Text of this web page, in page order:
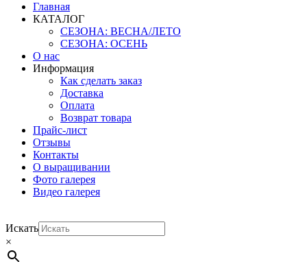
Главная
КАТАЛОГ
СЕЗОНА: ВЕСНА/ЛЕТО
СЕЗОНА: ОСЕНЬ
О нас
Информация
Как сделать заказ
Доставка
Оплата
Возврат товара
Прайс-лист
Отзывы
Контакты
О выращивании
Фото галерея
Видео галерея
Искать
×